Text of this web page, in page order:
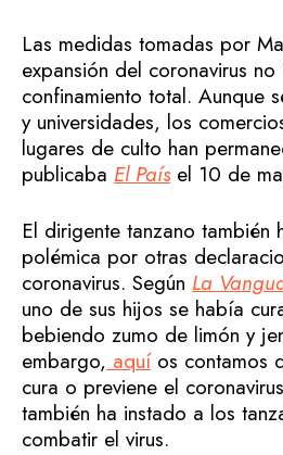
Las medidas tomadas por
expansión del coronavirus no
confinamiento total. Aunque
y universidades, los
lugares de culto han
publicaba El País el 10 de
El dirigente tanzano también
polémica por otras
coronavirus. Según La
uno de sus hijos se había
bebiendo zumo de limón y
embargo, aquíos contamos
cura o previene el
también ha instado a los
combatir el virus.